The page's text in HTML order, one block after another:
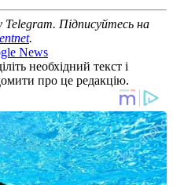
Telegram. Підписуйтесь на
.
News
необхідний текст і
про це редакцію.